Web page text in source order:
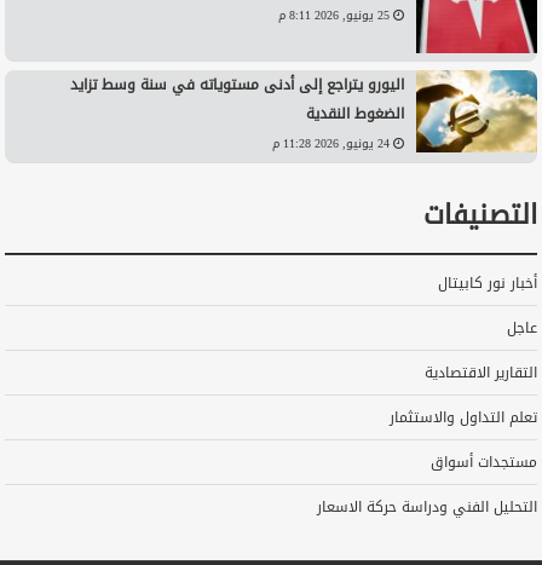
25 يونيو, 2026 8:11 م
اليورو يتراجع إلى أدنى مستوياته في سنة وسط تزايد
الضغوط النقدية
24 يونيو, 2026 11:28 م
التصنيفات
أخبار نور كابيتال
عاجل
التقارير الاقتصادية
تعلم التداول والاستثمار
مستجدات أسواق
التحليل الفني ودراسة حركة الاسعار